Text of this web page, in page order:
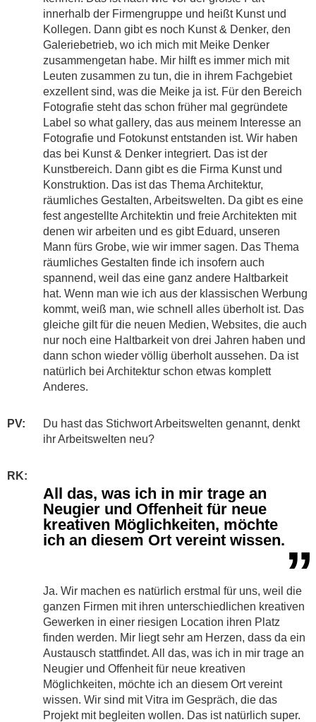
innerhalb der Firmengruppe und heißt Kunst und
Kollegen. Dann gibt es noch Kunst & Denker, den
Galeriebetrieb, wo ich mich mit Meike Denker
zusammengetan habe. Mir hilft es immer mich mit
Leuten zusammen zu tun, die in ihrem Fachgebiet
exzellent sind, was die Meike ja ist. Für den Bereich
Fotografie steht das schon früher mal gegründete
Label so what gallery, das aus meinem Interesse an
Fotografie und Fotokunst entstanden ist. Wir haben
das bei Kunst & Denker integriert. Das ist der
Kunstbereich. Dann gibt es die Firma Kunst und
Konstruktion. Das ist das Thema Architektur,
räumliches Gestalten, Arbeitswelten. Da gibt es eine
fest angestellte Architektin und freie Architekten mit
denen wir arbeiten und es gibt Eduard, unseren
Mann fürs Grobe, wie wir immer sagen. Das Thema
räumliches Gestalten finde ich insofern auch
spannend, weil das eine ganz andere Haltbarkeit
hat. Wenn man wie ich aus der klassischen Werbung
kommt, weiß man, wie schnell alles überholt ist. Das
gleiche gilt für die neuen Medien, Websites, die auch
nur noch eine Haltbarkeit von drei Jahren haben und
dann schon wieder völlig überholt aussehen. Da ist
natürlich bei Architektur schon etwas komplett
Anderes.
PV:
Du hast das Stichwort Arbeitswelten genannt, denkt
ihr Arbeitswelten neu?
RK:
All das, was ich in mir trage an
Neugier und Offenheit für neue
kreativen Möglichkeiten, möchte
ich an diesem Ort vereint wissen.”
Ja. Wir machen es natürlich erstmal für uns, weil die
ganzen Firmen mit ihren unterschiedlichen kreativen
Gewerken in einer riesigen Location ihren Platz
finden werden. Mir liegt sehr am Herzen, dass da ein
Austausch stattfindet. All das, was ich in mir trage an
Neugier und Offenheit für neue kreativen
Möglichkeiten, möchte ich an diesem Ort vereint
wissen. Wir sind mit Vitra im Gespräch, die das
Projekt mit begleiten wollen. Das ist natürlich super.